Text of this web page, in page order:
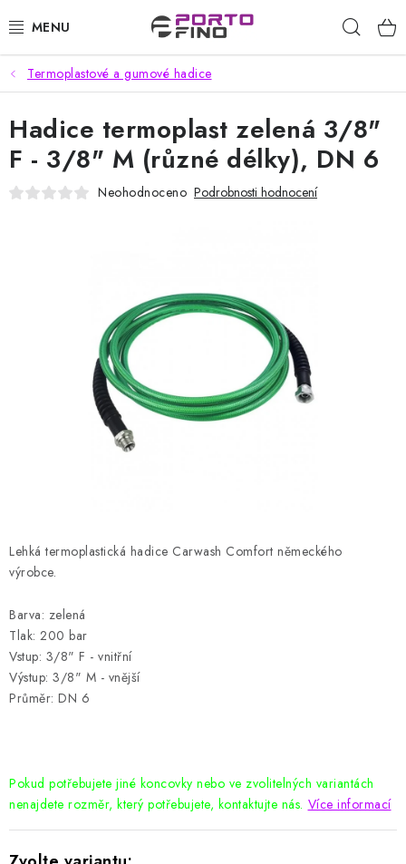
na
CHEMIE A PÉČE O VOZIDLA
PŘÍSLUŠENSTVÍ A ND K AUTOMYČKÁM
VYSOKOTLAKÉ A ČISTÍCÍ STROJE
DOMÁCNOST A ZAHRADA
CHEMIE - BEZKONTAKTNÍ MYČKY
HODNOCENÍ OBCHODU
Termoplastové a gumové hadice
Lehká termoplastická hadice Carwash Comfort německého
výrobce.
Barva: zelená
Tlak: 200 bar
Vstup: 3/8" F - vnitřní
Výstup: 3/8" M - vnější
Průměr: DN 6
Pokud potřebujete jiné koncovky nebo ve zvolitelných variantách
nenajdete rozměr, který potřebujete, kontaktujte nás. Více informací
Hadice termoplast zelená 3/8"
F - 3/8" M (různé délky), DN 6
Neohodnoceno Podrobnosti hodnocení